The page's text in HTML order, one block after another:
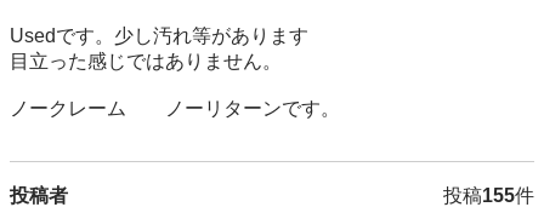
Usedです。少し汚れ等があります
目立った感じではありません。
ノークレーム　　ノーリターンです。
投稿者 投稿155件